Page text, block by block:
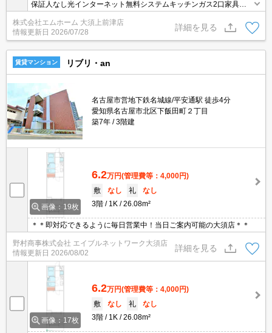
保証人なし光インターネット無料システムキッチンガス2口家具家
電ご用意できます
株式会社エムホーム 大須上前津店
情報更新日 2026/07/28
詳細を見る
賃貸マンション リブリ・an
名古屋市営地下鉄名城線/平安通駅 徒歩4分
愛知県名古屋市北区下飯田町２丁目
築7年
3階建
画像：19枚
6.2万円(管理費等：4,000円)
敷
なし 礼
なし
3階
1K 26.08m²
＊＊即対応できるように毎日営業中！当日ご案内可能の大須店＊＊
野村商事株式会社 エイブルネットワーク大須店
情報更新日 2026/08/02
詳細を見る
画像：17枚
6.2万円(管理費等：4,000円)
敷
なし 礼
なし
3階
1K 26.08m²